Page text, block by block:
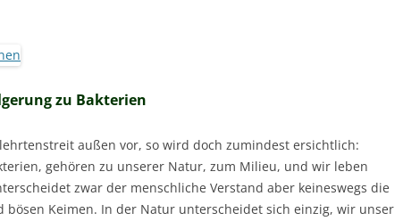
zu Bakterien
außen vor, so wird doch zumindest ersichtlich:
gehören zu unserer Natur, zum Milieu, und wir leben
zwar der menschliche Verstand aber keineswegs die
bösen Keimen. In der Natur unterscheidet sich einzig, wir unser